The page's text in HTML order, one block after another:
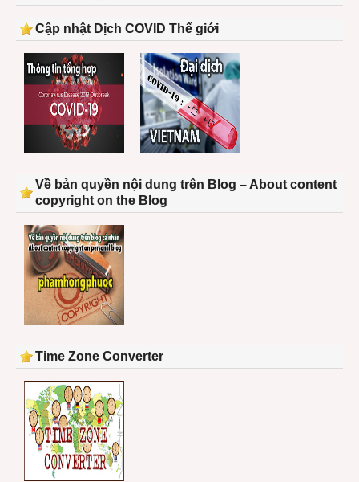
Cập nhật Dịch COVID Thế giới
Về bản quyền nội dung trên Blog – About content
copyright on the Blog
Time Zone Converter